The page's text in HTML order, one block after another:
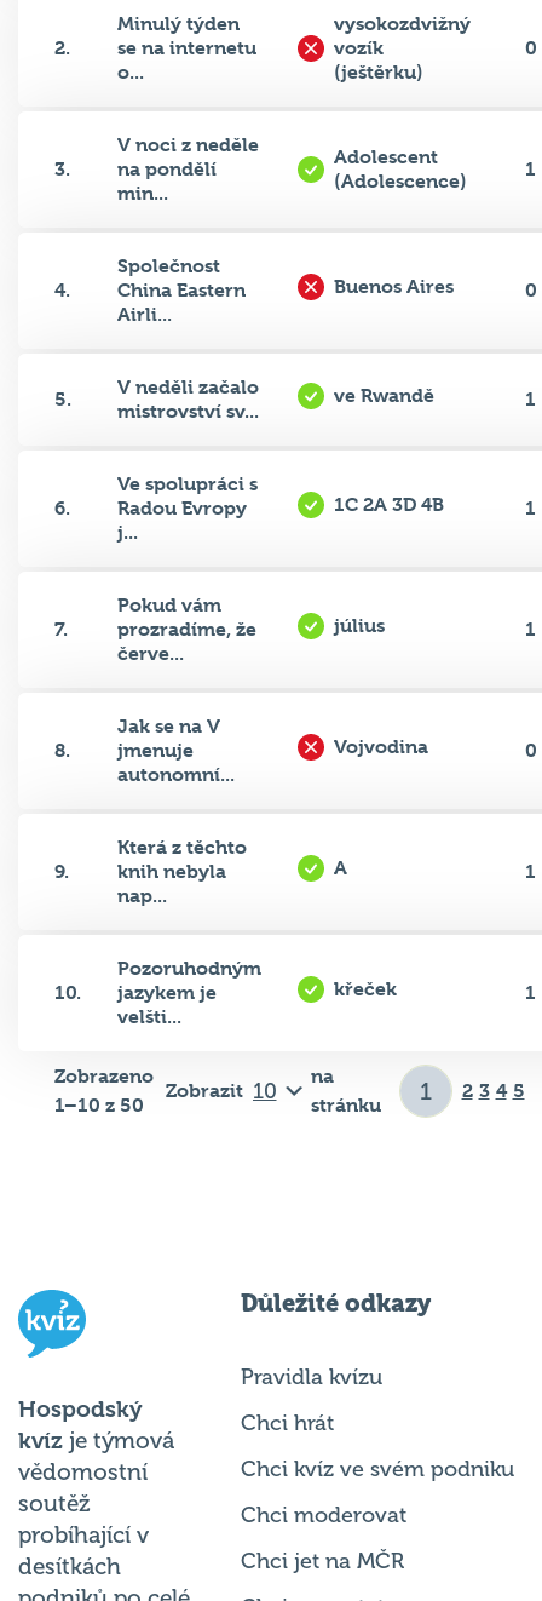
2.
Minulý týden
se na internetu
o...
vysokozdvižný
vozík
(ještěrku)
0
3.
V noci z neděle
na pondělí
min...
Adolescent
(Adolescence)
1
4.
Společnost
China Eastern
Airli...
Buenos Aires 0
5.
V neděli začalo
mistrovství sv...
ve Rwandě 1
6.
Ve spolupráci s
Radou Evropy
j...
1C 2A 3D 4B 1
7.
Pokud vám
prozradíme, že
červe...
július 1
8.
Jak se na V
jmenuje
autonomní...
Vojvodina 0
9.
Která z těchto
knih nebyla
nap...
A 1
10.
Pozoruhodným
jazykem je
velšti...
křeček 1
Zobrazeno
1–10 z 50
Zobrazit
na
stránku
2 3 4 5
Hospodský
kvíz je týmová
vědomostní
soutěž
probíhající v
desítkách
Důležité odkazy
Pravidla kvízu
Chci hrát
Chci kvíz ve svém podniku
Chci moderovat
Chci jet na MČR